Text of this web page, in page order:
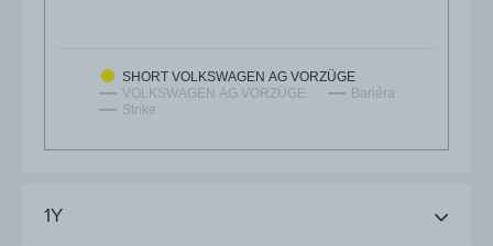
SHORT VOLKSWAGEN AG VORZÜGE
VOLKSWAGEN AG VORZÜGE
Bariéra
Strike
1Y